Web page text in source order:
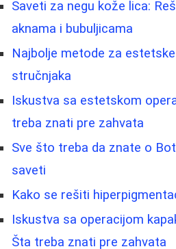
Saveti za negu kože lica:
aknama i bubuljicama
Najbolje metode za
stručnjaka
Iskustva sa estetskom
treba znati pre zahvata
Sve što treba da znate o
saveti
Kako se rešiti
Iskustva sa operacijom
Šta treba znati pre zahvata